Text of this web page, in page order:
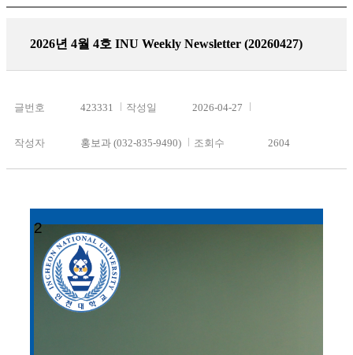
2026년 4월 4호 INU Weekly Newsletter (20260427)
글번호 423331 작성일 2026-04-27
작성자 홍보과 (032-835-9490) 조회수 2604
2